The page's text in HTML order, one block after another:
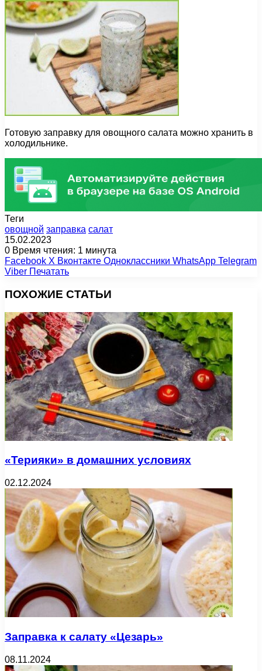
Готовую заправку для овощного салата можно хранить в
холодильнике.
Теги
oвощной заправка салат
15.02.2023
0 Время чтения: 1 минута
Facebook X Вконтакте Одноклассники WhatsApp Telegram
Viber Печатать
ПОХОЖИЕ СТАТЬИ
«Терияки» в домашних условиях
02.12.2024
Заправка к салату «Цезарь»
08.11.2024